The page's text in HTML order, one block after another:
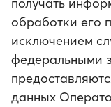
обработки его
исключением
федеральными
данных